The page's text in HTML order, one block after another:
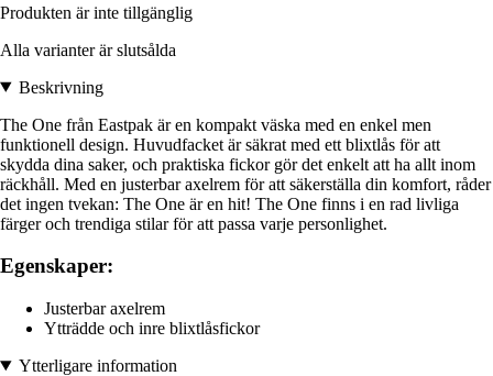
Produkten är inte tillgänglig
Alla varianter är slutsålda
Beskrivning
The One från Eastpak är en kompakt väska med en enkel men
funktionell design. Huvudfacket är säkrat med ett blixtlås för att
skydda dina saker, och praktiska fickor gör det enkelt att ha allt inom
räckhåll. Med en justerbar axelrem för att säkerställa din komfort, råder
det ingen tvekan: The One är en hit! The One finns i en rad livliga
färger och trendiga stilar för att passa varje personlighet.
Egenskaper:
Justerbar axelrem
Ytträdde och inre blixtlåsfickor
Ytterligare information